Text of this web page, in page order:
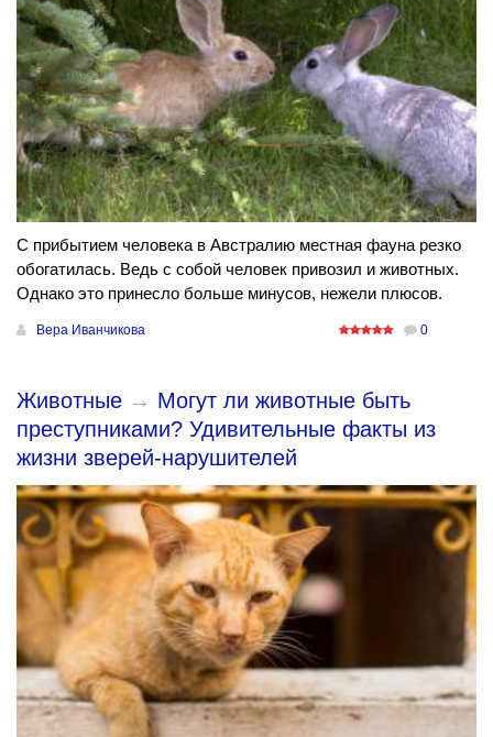
С прибытием человека в Австралию местная фауна резко
обогатилась. Ведь с собой человек привозил и животных.
Однако это принесло больше минусов, нежели плюсов.
Вера Иванчикова 0
Животные → Могут ли животные быть
преступниками? Удивительные факты из
жизни зверей-нарушителей